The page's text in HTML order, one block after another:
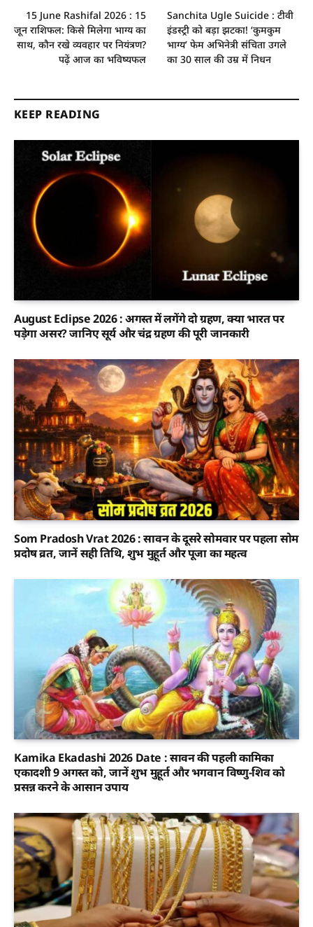
15 June Rashifal 2026 : 15
जून राशिफल: किसे मिलेगा भाग्य का
साथ, कौन रखे व्यवहार पर नियंत्रण?
पढ़ें आज का भविष्यफल
Sanchita Ugle Suicide : टीवी
इंडस्ट्री को बड़ा झटका! ‘कुमकुम
भाग्य’ फेम अभिनेत्री संचिता उगले
का 30 साल की उम्र में निधन
KEEP READING
August Eclipse 2026 : अगस्त में लगेंगे दो ग्रहण, क्या भारत पर
पड़ेगा असर? जानिए सूर्य और चंद्र ग्रहण की पूरी जानकारी
Som Pradosh Vrat 2026 : सावन के दूसरे सोमवार पर पहला सोम
प्रदोष व्रत, जानें सही तिथि, शुभ मुहूर्त और पूजा का महत्व
Kamika Ekadashi 2026 Date : सावन की पहली कामिका
एकादशी 9 अगस्त को, जानें शुभ मुहूर्त और भगवान विष्णु-शिव को
प्रसन्न करने के आसान उपाय